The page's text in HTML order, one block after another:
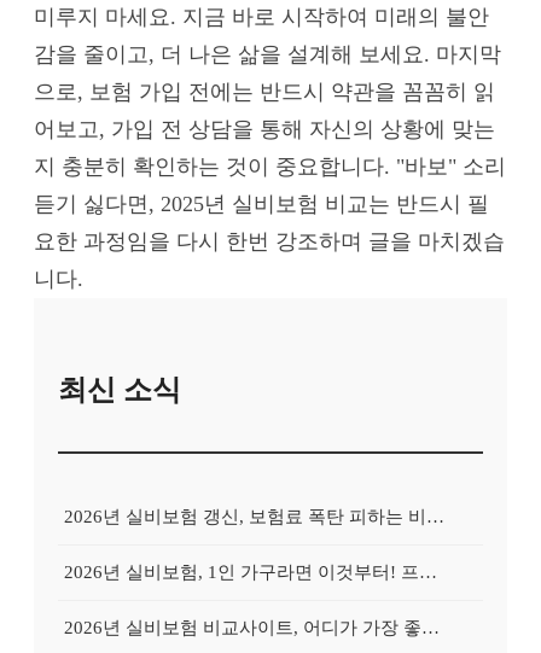
미루지 마세요. 지금 바로 시작하여 미래의 불안
감을 줄이고, 더 나은 삶을 설계해 보세요. 마지막
으로, 보험 가입 전에는 반드시 약관을 꼼꼼히 읽
어보고, 가입 전 상담을 통해 자신의 상황에 맞는
지 충분히 확인하는 것이 중요합니다. "바보" 소리
듣기 싫다면, 2025년 실비보험 비교는 반드시 필
요한 과정임을 다시 한번 강조하며 글을 마치겠습
니다.
최신 소식
2026년 실비보험 갱신, 보험료 폭탄 피하는 비교사이트의 비밀
2026년 실비보험, 1인 가구라면 이것부터! 프리랜서를 위한 비교사이트 활용 가이드
2026년 실비보험 비교사이트, 어디가 가장 좋을까? Top 3 업체 전격 분석